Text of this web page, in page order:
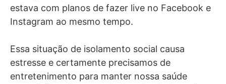
estava com planos de fazer live no Facebook e
Instagram ao mesmo tempo.
Essa situação de isolamento social causa
estresse e certamente precisamos de
entretenimento para manter nossa saúde